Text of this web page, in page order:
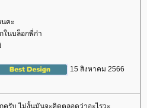
คะ
ในบล็อกพี่ก๋า
15 สิงหาคม 2566